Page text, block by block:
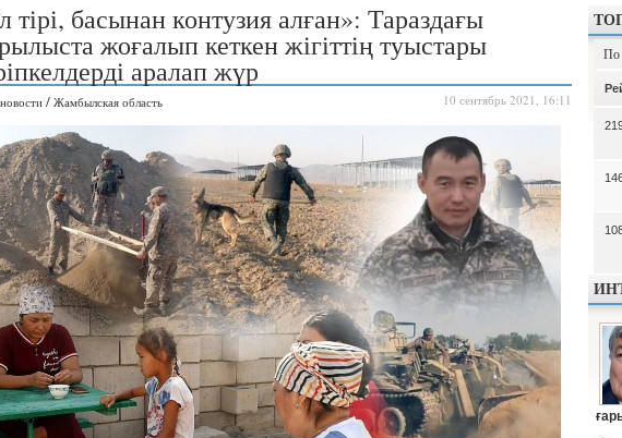
тірі, басынан контузия алған»: Тараздағы
жоғалып кеткен жігіттің туыстары
аралап жүр
/ Жамбылская область 10 сентябрь 2021, 16:11
По
Рейтинг Регион Аким
область
Туркестанская
область
180
Северо-
Казахстанская
область